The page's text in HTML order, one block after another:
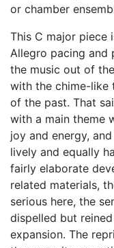
or chamber
This C major piece
Allegro pacing
the music out of
with the chime-like
of the past. That
with a main theme
joy and energy,
lively and equally
fairly elaborate
related materials,
serious here, the
dispelled but
expansion. The